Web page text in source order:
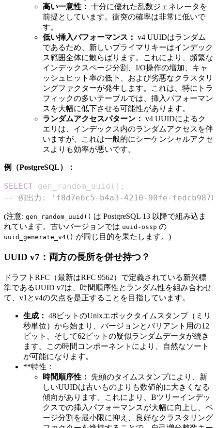
高い一意性： 十分に優れた乱数ジェネレータを
前提としています。衝突の確率は非常に低いで
す。
低い挿入パフォーマンス： v4 UUIDはランダム
であるため、新しいプライマリキーはインデック
ス範囲全体に散らばります。これにより、頻繁な
インデックスページ分割、I/O操作の増加、キャ
ッシュヒット率の低下、および劣悪なクラスタリ
ングファクターが発生します。これは、特にトラ
フィックの多いテーブルでは、挿入パフォーマン
スを大幅に低下させる可能性があります。
ランダムアクセスパターン： v4 UUIDによるク
エリは、インデックス内のランダムアクセスを伴
いますが、これは一般的にシーケンシャルアクセ
スよりも効率が悪いです。
例（PostgreSQL）：
SELECT gen_random_uuid ( ) ;
-- 例出力: 'f8d7e6c5-b4a3-4210-90fe-
(注意: gen_random_uuid() は PostgreSQL 13 以降で組み込ま
れています。古いバージョンでは uuid-ossp の
uuid_generate_v4() が同じ目的を果たします。)
UUID v7：両方の長所を併せ持つ？
ドラフトRFC（最新はRFC 9562）で定義されている新兴標
準であるUUID v7は、時間順序性とランダム性を組み合わせ
て、v1とv4の欠点を是正することを目指しています。
生成： 48ビットのUnixエポックタイムスタンプ（ミリ
秒単位）から始まり、バージョンとバリアント用の12
ビット、そして62ビットの疑似ランダムデータが続き
ます。この時間コンポーネントにより、自然なソート
が可能になります。
**特性：
時間順序性：
先頭のタイムスタンプにより、新
しいUUIDは古いものよりも数値的に大きくなる
傾向があります。これにより、Bツリーインデッ
クスでの挿入パフォーマンスが大幅に向上し、ペ
ージ分割を最小限に抑え、良好なクラスタリング